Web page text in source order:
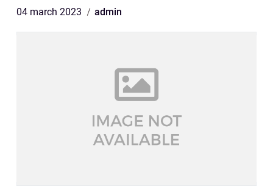
04 march 2023 admin